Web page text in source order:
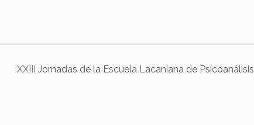
XXIII Jornadas de la Escuela Lacaniana de Psicoanálisis